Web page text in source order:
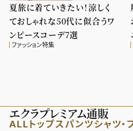
夏旅に着ていきたい！涼しく
ておしゃれな50代に似合うワ
ンピースコーデ7選
ファッション特集
エクラプレミアム通販
ALLトップス パンツシャツ・